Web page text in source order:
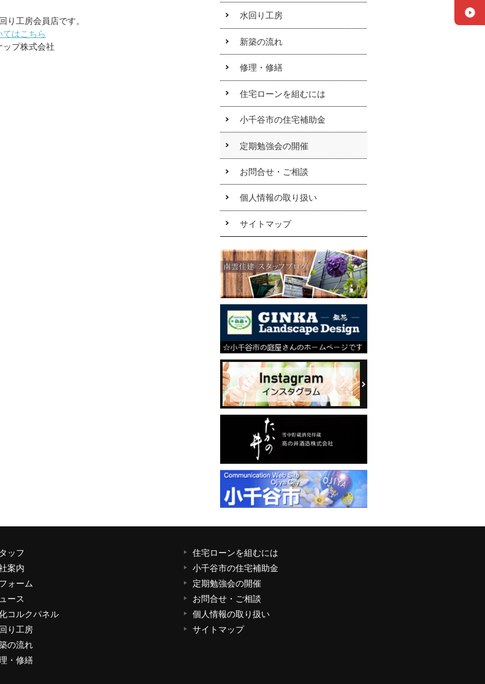
り工房会員店です。
てはこちら
プ株式会社
ムお受
けしま
南雲住
リナッ
回り工
店で
水回り
ついて
はこち
水回り
工房｜
クリ
ナップ
株式会
社
水回り工房
新築の流れ
修理・修繕
住宅ローンを組むには
小千谷市の住宅補助金
定期勉強会の開催
お問合せ・ご相談
個人情報の取り扱い
サイトマップ
ッフ
案内
ォーム
ース
コルクパネル
り工房
の流れ
・修繕
住宅ローンを組むには
小千谷市の住宅補助金
定期勉強会の開催
お問合せ・ご相談
個人情報の取り扱い
サイトマップ